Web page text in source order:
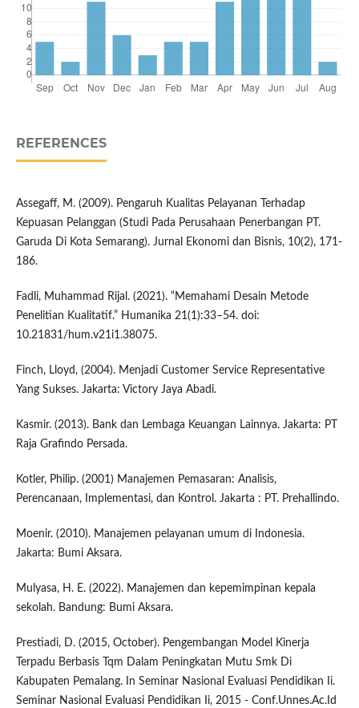
REFERENCES
Assegaff, M. (2009). Pengaruh Kualitas Pelayanan Terhadap
Kepuasan Pelanggan (Studi Pada Perusahaan Penerbangan PT.
Garuda Di Kota Semarang). Jurnal Ekonomi dan Bisnis, 10(2), 171-
186.
Fadli, Muhammad Rijal. (2021). “Memahami Desain Metode
Penelitian Kualitatif.” Humanika 21(1):33–54. doi:
10.21831/hum.v21i1.38075.
Finch, Lloyd, (2004). Menjadi Customer Service Representative
Yang Sukses. Jakarta: Victory Jaya Abadi.
Kasmir. (2013). Bank dan Lembaga Keuangan Lainnya. Jakarta: PT
Raja Grafindo Persada.
Kotler, Philip. (2001) Manajemen Pemasaran: Analisis,
Perencanaan, Implementasi, dan Kontrol. Jakarta : PT. Prehallindo.
Moenir. (2010). Manajemen pelayanan umum di Indonesia.
Jakarta: Bumi Aksara.
Mulyasa, H. E. (2022). Manajemen dan kepemimpinan kepala
sekolah. Bandung: Bumi Aksara.
Prestiadi, D. (2015, October). Pengembangan Model Kinerja
Terpadu Berbasis Tqm Dalam Peningkatan Mutu Smk Di
Kabupaten Pemalang. In Seminar Nasional Evaluasi Pendidikan Ii.
Seminar Nasional Evaluasi Pendidikan Ii, 2015 - Conf.Unnes.Ac.Id